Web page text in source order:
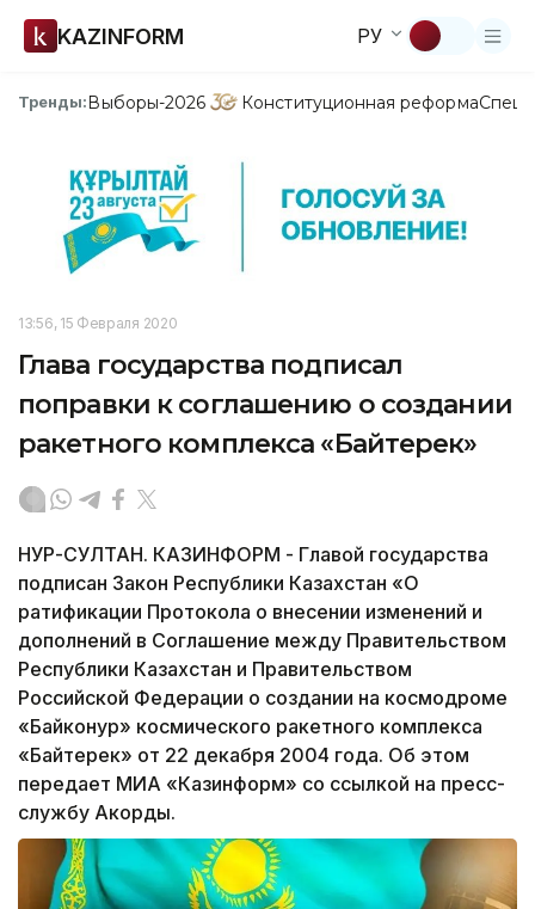
KAZINFORM РУ
Тренды:Выборы-2026 Конституционная реформа
13:56, 15 Февраля 2020
Глава государства подписал
поправки к соглашению о создании
ракетного комплекса «Байтерек»
НУР-СУЛТАН. КАЗИНФОРМ - Главой государства
подписан Закон Республики Казахстан «О
ратификации Протокола о внесении изменений и
дополнений в Соглашение между Правительством
Республики Казахстан и Правительством
Российской Федерации о создании на космодроме
«Байконур» космического ракетного комплекса
«Байтерек» от 22 декабря 2004 года. Об этом
передает МИА «Казинформ» со ссылкой на пресс-
службу Акорды.